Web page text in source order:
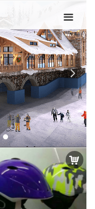
끀
넲
낙